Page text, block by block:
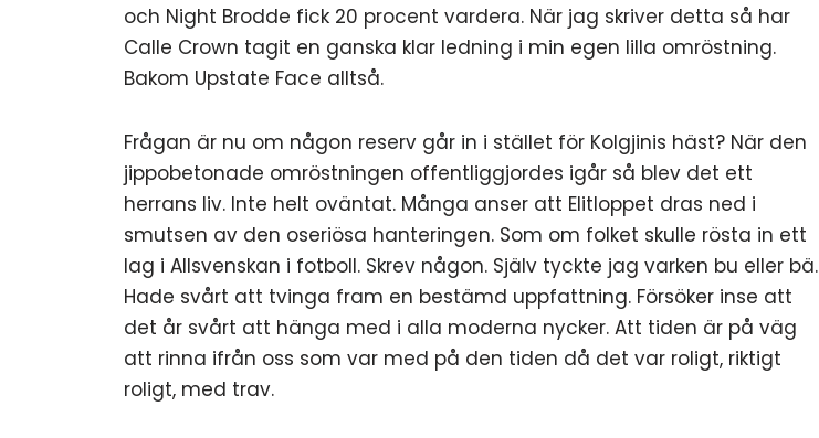
och Night Brodde fick 20 procent vardera. När jag skriver detta så har
Calle Crown tagit en ganska klar ledning i min egen lilla omröstning.
Bakom Upstate Face alltså.
Frågan är nu om någon reserv går in i stället för Kolgjinis häst? När den
jippobetonade omröstningen offentliggjordes igår så blev det ett
herrans liv. Inte helt oväntat. Många anser att Elitloppet dras ned i
smutsen av den oseriösa hanteringen. Som om folket skulle rösta in ett
lag i Allsvenskan i fotboll. Skrev någon. Själv tyckte jag varken bu eller bä.
Hade svårt att tvinga fram en bestämd uppfattning. Försöker inse att
det år svårt att hänga med i alla moderna nycker. Att tiden är på väg
att rinna ifrån oss som var med på den tiden då det var roligt, riktigt
roligt, med trav.